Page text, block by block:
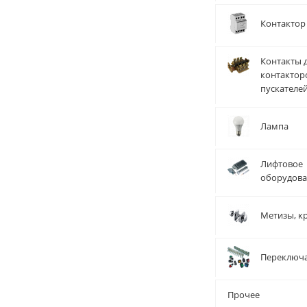
Контактор
Контакты
Лампа
Лифтовое
Метизы,
Прочее